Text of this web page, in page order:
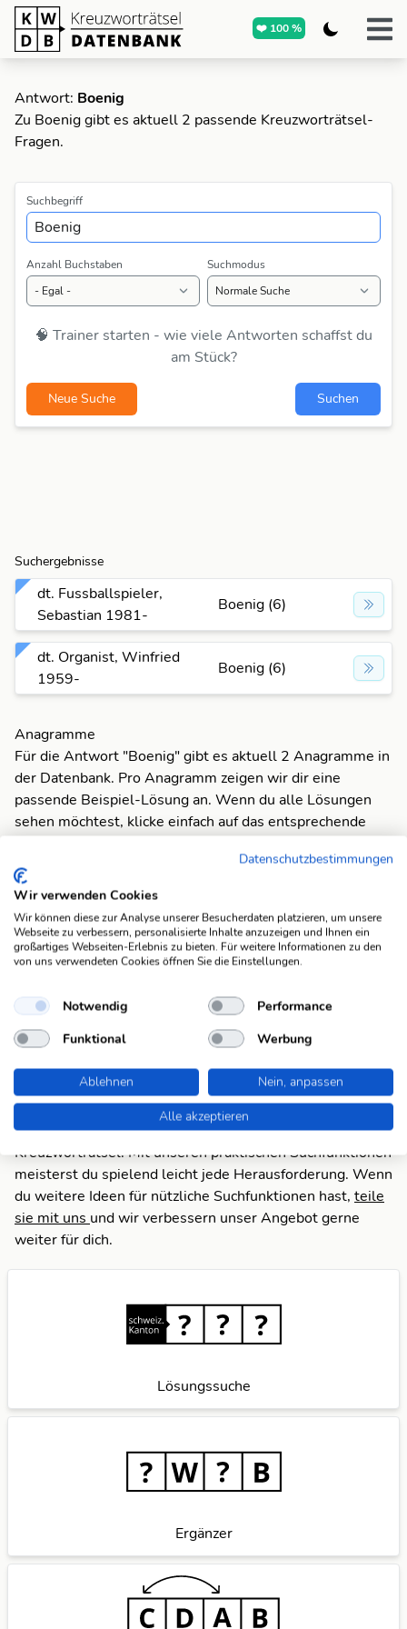
❤️ 100 %
Antwort: Boenig
Zu Boenig gibt es aktuell 2 passende Kreuzworträtsel-
Fragen.
Suchbegriff
Anzahl Buchstaben Suchmodus
🧠 Trainer starten - wie viele Antworten schaffst du
am Stück?
Neue Suche Suchen
Suchergebnisse
dt. Fussballspieler,
Sebastian 1981-
Boenig (6)
dt. Organist, Winfried
1959-
Boenig (6)
Anagramme
Für die Antwort "Boenig" gibt es aktuell 2 Anagramme in
der Datenbank. Pro Anagramm zeigen wir dir eine
passende Beispiel-Lösung an. Wenn du alle Lösungen
sehen möchtest, klicke einfach auf das entsprechende
BOEING- amerik. Flugzeughersteller
GIBEON- bibl. Kultstätte bei Jerusalem
Zum Anagram
Suchfunktionen
Die KWDB ist dein zuverlässiger Partner für
verschiedene Arten von Rätseln, darunter Schüttelrätsel,
Anagramme, Brückenrätsel, Schwedenrätsel und
Kreuzworträtsel. Mit unseren praktischen Suchfunktionen
meisterst du spielend leicht jede Herausforderung. Wenn
du weitere Ideen für nützliche Suchfunktionen hast, teile
sie mit uns und wir verbessern unser Angebot gerne
weiter für dich.
Lösungssuche
Ergänzer
Datenschutzbestimmungen
Wir verwenden Cookies
Wir können diese zur Analyse unserer Besucherdaten platzieren, um unsere
Webseite zu verbessern, personalisierte Inhalte anzuzeigen und Ihnen ein
großartiges Webseiten-Erlebnis zu bieten. Für weitere Informationen zu den
von uns verwendeten Cookies öffnen Sie die Einstellungen.
Notwendig
Performance
Funktional
Werbung
Ablehnen
Nein, anpassen
Alle akzeptieren